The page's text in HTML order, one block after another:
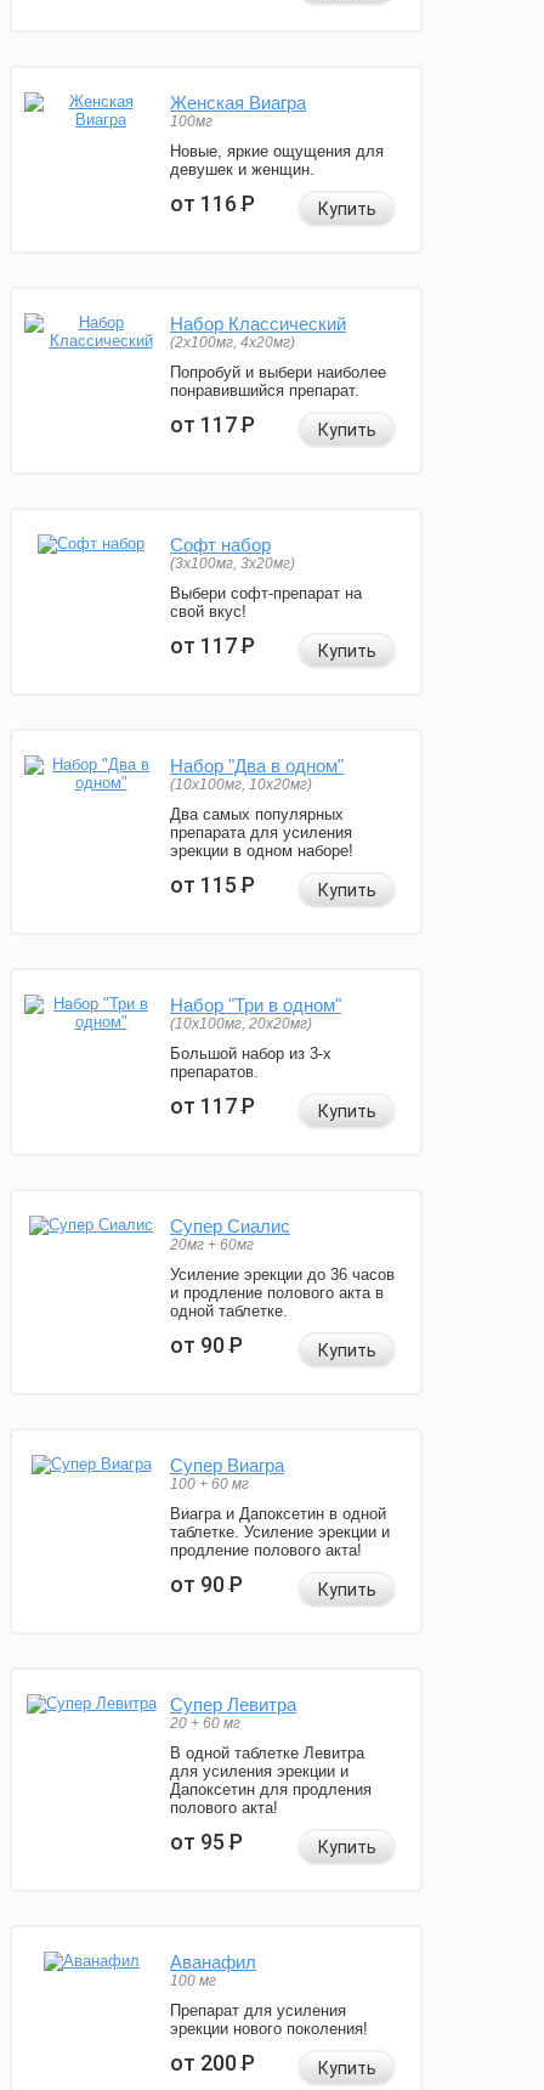
Женская Виагра
100мг
Новые, яркие ощущения для
девушек и женщин.
от 116Р Купить
Набор Классический
(2x100мг, 4x20мг)
Попробуй и выбери наиболее
понравившийся препарат.
от 117Р Купить
Софт набор
(3x100мг, 3x20мг)
Выбери софт-препарат на
свой вкус!
от 117Р Купить
Набор "Два в одном"
(10x100мг, 10x20мг)
Два самых популярных
препарата для усиления
эрекции в одном наборе!
от 115Р Купить
Набор "Три в одном"
(10x100мг, 20x20мг)
Большой набор из 3-х
препаратов.
от 117Р Купить
Супер Сиалис
20мг + 60мг
Усиление эрекции до 36 часов
и продление полового акта в
одной таблетке.
от 90Р Купить
Супер Виагра
100 + 60 мг
Виагра и Дапоксетин в одной
таблетке. Усиление эрекции и
продление полового акта!
от 90Р Купить
Супер Левитра
20 + 60 мг
В одной таблетке Левитра
для усиления эрекции и
Дапоксетин для продления
полового акта!
от 95Р Купить
Аванафил
100 мг
Препарат для усиления
эрекции нового поколения!
от 200Р Купить